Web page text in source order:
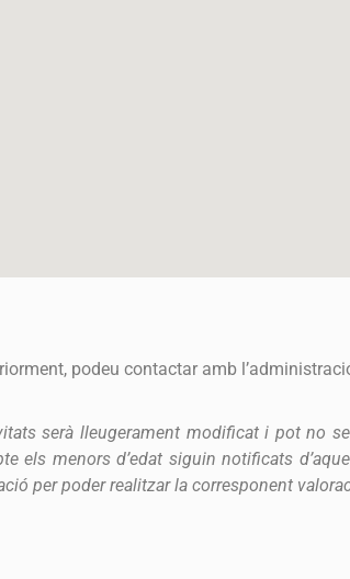
podeu contactar amb
serà lleugerament modificat i pot no
els menors d’edat siguin notificats
per poder realitzar la corresponent